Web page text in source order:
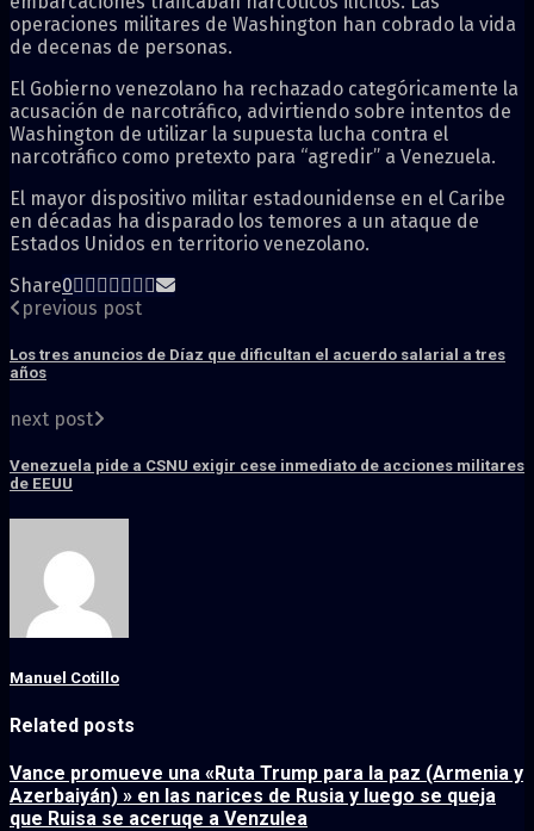
operaciones militares de Washington han cobrado la vida
de decenas de personas.
El Gobierno venezolano ha rechazado categóricamente la
acusación de narcotráfico, advirtiendo sobre intentos de
Washington de utilizar la supuesta lucha contra el
narcotráfico como pretexto para “agredir” a Venezuela.
El mayor dispositivo militar estadounidense en el Caribe
en décadas ha disparado los temores a un ataque de
Estados Unidos en territorio venezolano.
Share0
previous post
Los tres anuncios de Díaz que dificultan el acuerdo salarial a tres
años
next post
Venezuela pide a CSNU exigir cese inmediato de acciones militares
de EEUU
Manuel Cotillo
Related posts
Vance promueve una «Ruta Trump para la paz (Armenia y
Azerbaiyán) » en las narices de Rusia y luego se queja
que Ruisa se aceruqe a Venzulea